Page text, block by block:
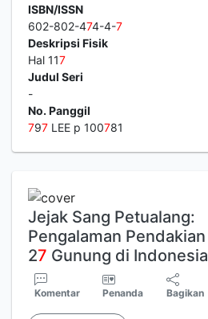
ISBN/ISSN
602-802-474-4-7
Deskripsi Fisik
Hal 117
Judul Seri
-
No. Panggil
797 LEE p 100781
Jejak Sang Petualang:
Pengalaman Pendakian
27 Gunung di Indonesia
Komentar Penanda Bagikan